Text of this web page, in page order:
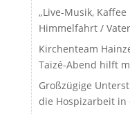
„Live-Musik,
Himmelfahrt /
Kirchenteam
Taizé-Abend hilft
Großzügige
die Hospizarbeit in